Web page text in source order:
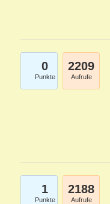
0
Punkte
2209
Aufrufe
1
Punkte
2188
Aufrufe